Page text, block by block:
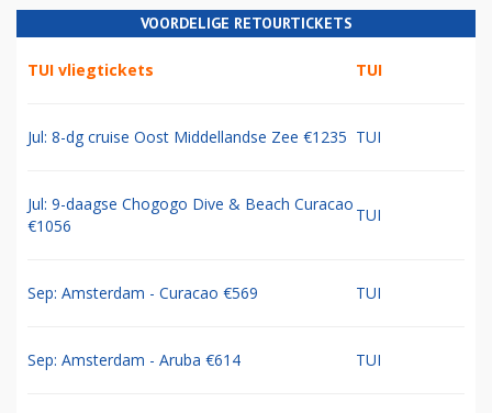
VOORDELIGE RETOURTICKETS
TUI vliegtickets TUI
Jul: 8-dg cruise Oost Middellandse Zee €1235 TUI
Jul: 9-daagse Chogogo Dive & Beach Curacao
€1056
TUI
Sep: Amsterdam - Curacao €569 TUI
Sep: Amsterdam - Aruba €614 TUI